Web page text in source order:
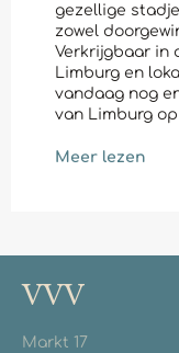
gezellige
zowel
Verkrijgbaar in
Limburg en
vandaag nog
van Limburg
Meer lezen
VVV
Markt 17